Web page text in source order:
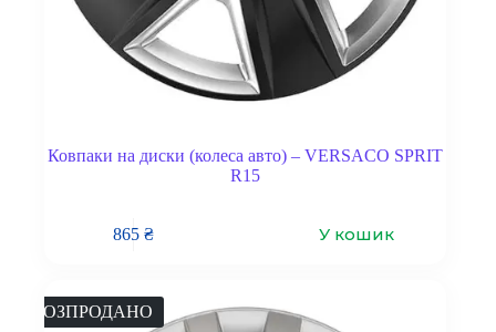
Ковпаки на диски (колеса авто) – VERSACO SPRIT
R15
865₴ У кошик
РОЗПРОДАНО